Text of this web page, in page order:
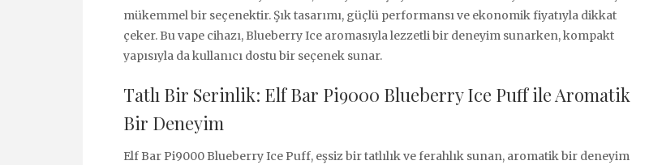
mükemmel bir seçenektir. Şık tasarımı, güçlü performansı ve ekonomik fiyatıyla dikkat
çeker. Bu vape cihazı, Blueberry Ice aromasıyla lezzetli bir deneyim sunarken, kompakt
yapısıyla da kullanıcı dostu bir seçenek sunar.
Tatlı Bir Serinlik: Elf Bar Pi9000 Blueberry Ice Puff ile Aromatik
Bir Deneyim
Elf Bar Pi9000 Blueberry Ice Puff, eşsiz bir tatlılık ve ferahlık sunan, aromatik bir deneyim